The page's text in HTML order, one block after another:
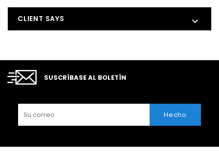
CLIENT SAYS 
SUSCRÍBASE AL BOLETÍN